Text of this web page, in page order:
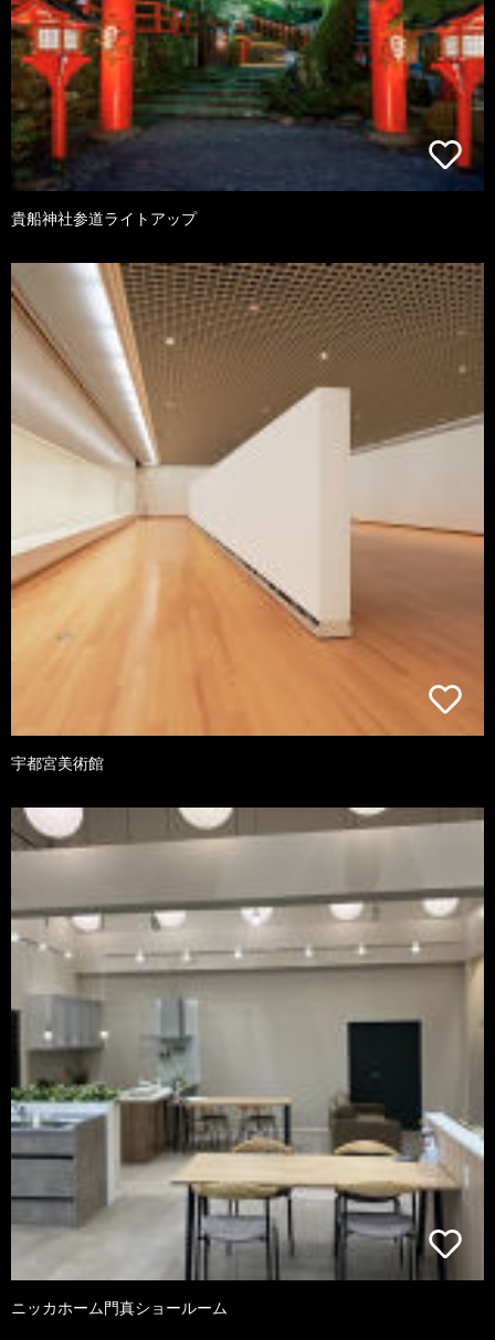
貴船神社参道ライトアップ
宇都宮美術館
ニッカホーム門真ショールーム